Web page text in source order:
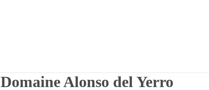
Domaine Alonso del Yerro